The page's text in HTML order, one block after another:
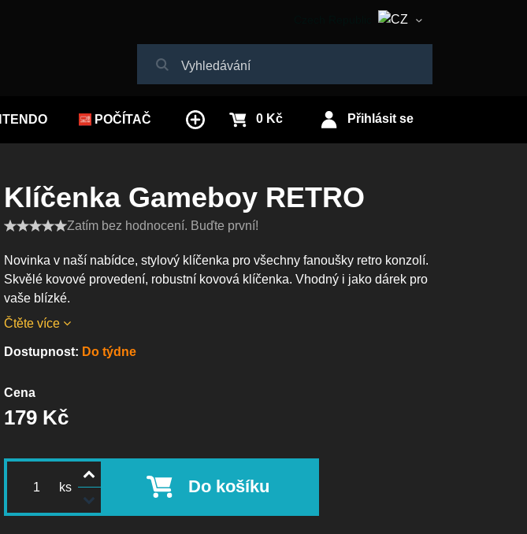
Slovakia
POČÍTAČ Přihlásit se
0 Kč
Klíčenka Gameboy RETRO
Novinka v naší nabídce, stylový klíčenka pro všechny fanoušky retro konzolí.
Skvělé kovové provedení, robustní kovová klíčenka. Vhodný i jako dárek pro
vaše blízké.
Čtěte více
Zatím bez hodnocení. Buďte první!
Dostupnost: Do týdne
Cena
179 Kč
ks Do košíku